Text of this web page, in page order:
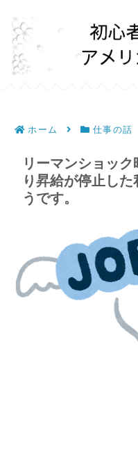
ホーム 仕事の話
リーマンショッ
り昇給が停止し
うです。